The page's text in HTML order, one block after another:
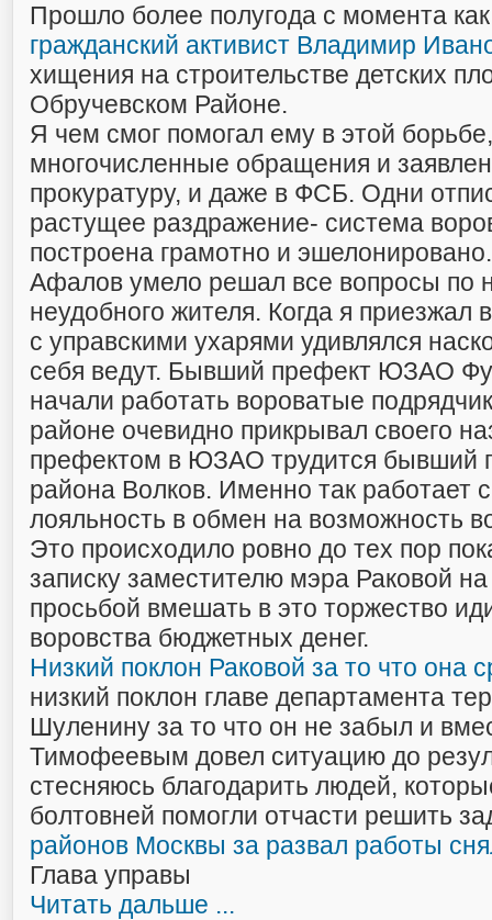
Прошло более полугода с момента
гражданский активист Владимир
хищения на строительстве детских
Обручевском Районе.
Я чем смог помогал ему в этой
многочисленные обращения и
прокуратуру, и даже в ФСБ. Одни
растущее раздражение- система
построена грамотно и
Афалов умело решал все вопросы по
неудобного жителя. Когда я приезжал
с управскими ухарями удивлялся
себя ведут. Бывший префект ЮЗАО
начали работать вороватые
районе очевидно прикрывал своего
префектом в ЮЗАО трудится бывший
района Волков. Именно так работает
лояльность в обмен на возможность
Это происходило ровно до тех пор
записку заместителю мэра Раковой
просьбой вмешать в это торжество
воровства бюджетных денег.
Низкий поклон Раковой за то что она
низкий поклон главе департамента
Шуленину за то что он не забыл и
Тимофеевым довел ситуацию до
стесняюсь благодарить людей,
болтовней помогли отчасти решить
районов Москвы за развал работы
Глава управы
Читать дальше ...